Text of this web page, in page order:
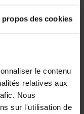
propos des cookies
le contenu
relatives aux
Nous
sur l'utilisation de